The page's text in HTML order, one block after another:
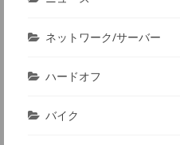
ネットワーク/サーバー
ハードオフ
バイク